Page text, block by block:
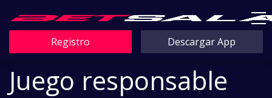
Registro Descargar App
Juego responsable